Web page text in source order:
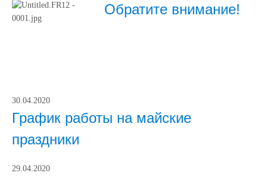
Обратите внимание!
30.04.2020
График работы на майские
праздники
29.04.2020